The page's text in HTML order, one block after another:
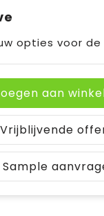
opties voor de
aan
Vrijblijvende
Sample